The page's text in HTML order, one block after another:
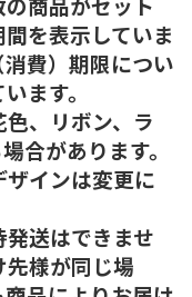
を表示していま
費）期限につい
ます。
、リボン、ラ
合があります。
インは変更に
送はできませ
様が同じ場